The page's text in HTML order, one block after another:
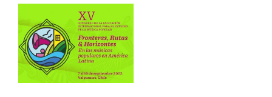
English